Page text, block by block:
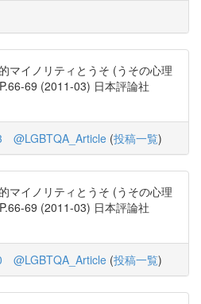
マイノリティとうそ (うその心理
69 (2011-03) 日本評論社
@LGBTQA_Article (投稿一覧)
マイノリティとうそ (うその心理
69 (2011-03) 日本評論社
@LGBTQA_Article (投稿一覧)